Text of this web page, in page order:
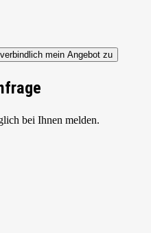
mein Angebot zu
bei Ihnen melden.